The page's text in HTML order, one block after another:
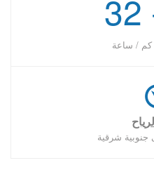
كم / ساعة
جنوبية شرقية